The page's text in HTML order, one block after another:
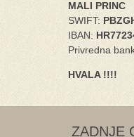
MALI PRINC
SWIFT:
IBAN:
Privredna
HVALA !!!!
ZADNJE